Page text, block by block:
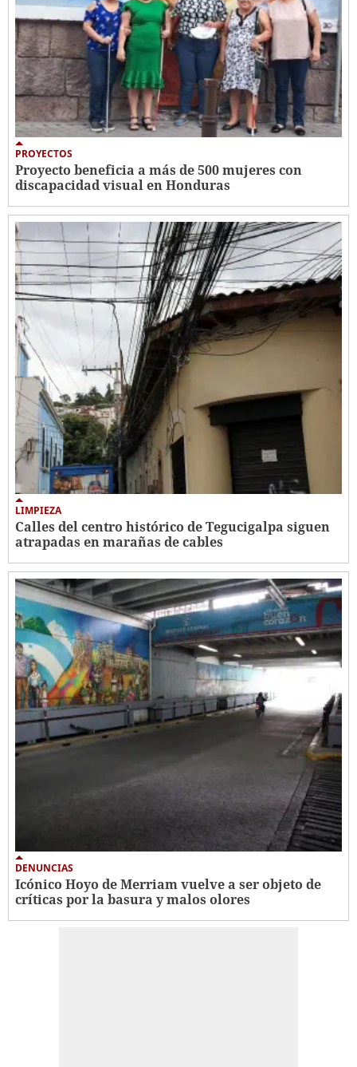
PROYECTOS
Proyecto beneficia a más de 500 mujeres con
discapacidad visual en Honduras
LIMPIEZA
Calles del centro histórico de Tegucigalpa siguen
atrapadas en marañas de cables
DENUNCIAS
Icónico Hoyo de Merriam vuelve a ser objeto de
críticas por la basura y malos olores